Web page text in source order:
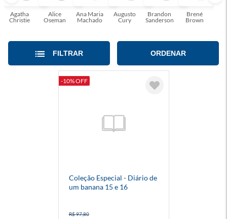
Agatha
Christie
Alice
Oseman
Ana Maria
Machado
Augusto
Cury
Brandon
Sanderson
Brené
Brown
FILTRAR ORDENAR
-10% OFF
Coleção Especial - Diário de
um banana 15 e 16
R$ 97,80